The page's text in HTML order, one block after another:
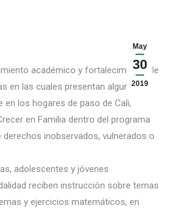
May
30
2019
académico y fortalecimiento de
en las cuales presentan algunas
en los hogares de paso de Cali,
en Familia dentro del programa
inobservados, vulnerados o
adolescentes y jóvenes
reciben instrucción sobre temas
y ejercicios matemáticos, en